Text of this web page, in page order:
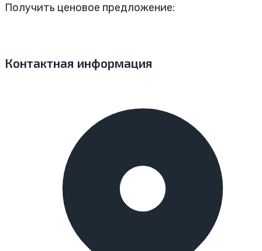
Получить ценовое предложение:
Контактная информация